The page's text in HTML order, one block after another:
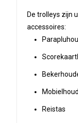
De trolleys zijn
accessoires:
Reistas